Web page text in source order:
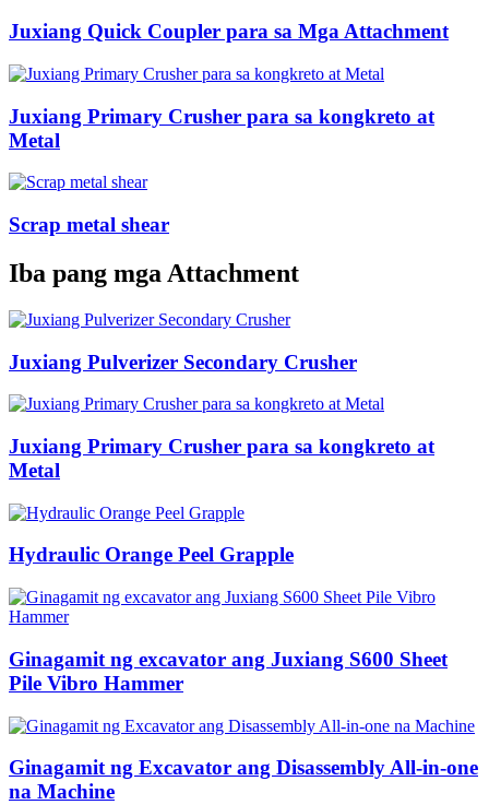
Juxiang Quick Coupler para sa Mga Attachment
Juxiang Primary Crusher para sa kongkreto at
Metal
Scrap metal shear
Iba pang mga Attachment
Juxiang Pulverizer Secondary Crusher
Juxiang Primary Crusher para sa kongkreto at
Metal
Hydraulic Orange Peel Grapple
Ginagamit ng excavator ang Juxiang S600 Sheet
Pile Vibro Hammer
Ginagamit ng Excavator ang Disassembly All-in-one
na Machine